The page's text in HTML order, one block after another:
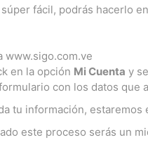
fácil, podrás hacerlo
www.sigo.com.ve
en la opción Mi Cuenta y
con los datos que
tu información,
este proceso serás un